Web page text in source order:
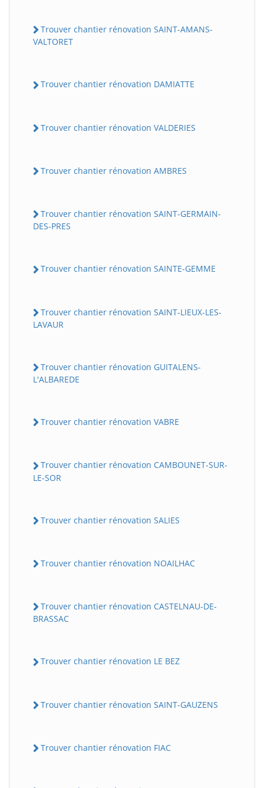
Trouver chantier rénovation SAINT-AMANS-
VALTORET
Trouver chantier rénovation DAMIATTE
Trouver chantier rénovation VALDERIES
Trouver chantier rénovation AMBRES
Trouver chantier rénovation SAINT-GERMAIN-
DES-PRES
Trouver chantier rénovation SAINTE-GEMME
Trouver chantier rénovation SAINT-LIEUX-LES-
LAVAUR
Trouver chantier rénovation GUITALENS-
L'ALBAREDE
Trouver chantier rénovation VABRE
Trouver chantier rénovation CAMBOUNET-SUR-
LE-SOR
Trouver chantier rénovation SALIES
Trouver chantier rénovation NOAILHAC
Trouver chantier rénovation CASTELNAU-DE-
BRASSAC
Trouver chantier rénovation LE BEZ
Trouver chantier rénovation SAINT-GAUZENS
Trouver chantier rénovation FIAC
BatiWebPro